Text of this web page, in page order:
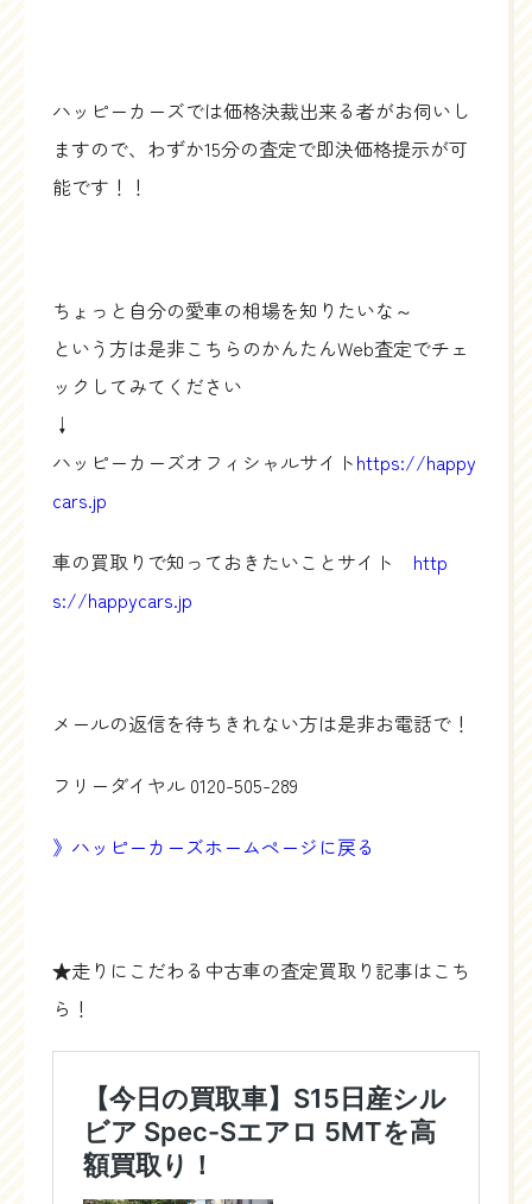
ハッピーカーズでは価格決裁出来る者がお伺いし
ますので、わずか15分の査定で即決価格提示が可
能です！！
ちょっと自分の愛車の相場を知りたいな～
という方は是非こちらのかんたんWeb査定でチェ
ックしてみてください
↓
ハッピーカーズオフィシャルサイトhttps://happy
cars.jp
車の買取りで知っておきたいことサイト http
s://happycars.jp
メールの返信を待ちきれない方は是非お電話で！
フリーダイヤル 0120-505-289
》ハッピーカーズホームページに戻る
★走りにこだわる中古車の査定買取り記事はこち
ら！